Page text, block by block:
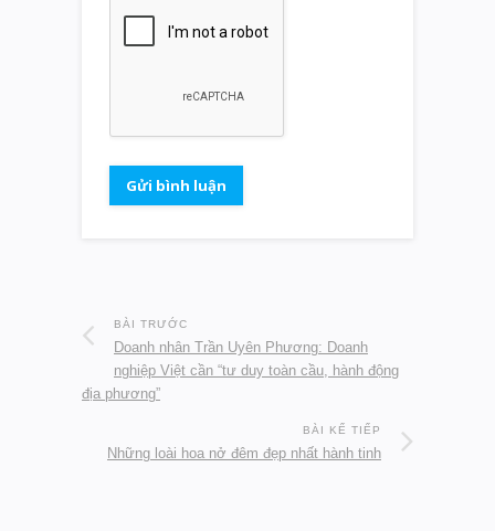
BÀI TRƯỚC
Doanh nhân Trần Uyên Phương: Doanh
nghiệp Việt cần “tư duy toàn cầu, hành động
địa phương”
BÀI KẾ TIẾP
Những loài hoa nở đêm đẹp nhất hành tinh